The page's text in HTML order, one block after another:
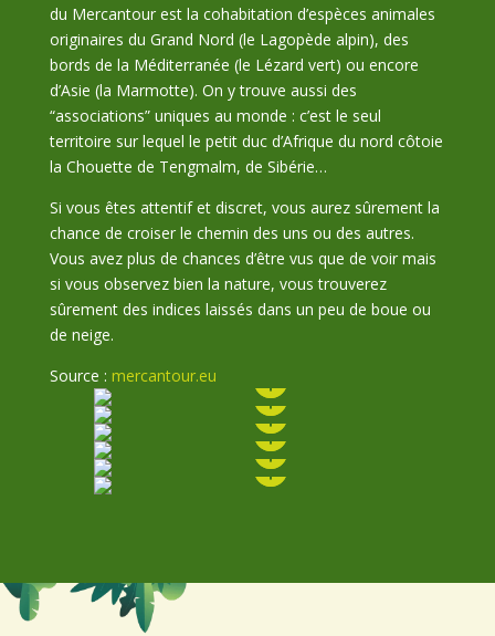
du Mercantour est la cohabitation d’espèces animales
originaires du Grand Nord (le Lagopède alpin), des
bords de la Méditerranée (le Lézard vert) ou encore
d’Asie (la Marmotte). On y trouve aussi des
“associations” uniques au monde : c’est le seul
territoire sur lequel le petit duc d’Afrique du nord côtoie
la Chouette de Tengmalm, de Sibérie…
Si vous êtes attentif et discret, vous aurez sûrement la
chance de croiser le chemin des uns ou des autres.
Vous avez plus de chances d’être vus que de voir mais
si vous observez bien la nature, vous trouverez
sûrement des indices laissés dans un peu de boue ou
de neige.
Source : mercantour.eu